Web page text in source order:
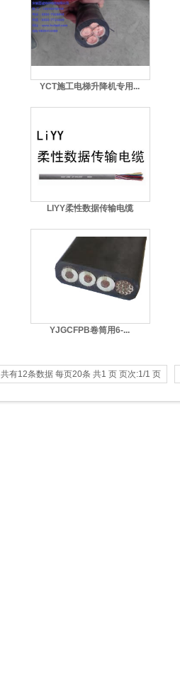
YCT施工电梯升降机专用...
LIYY柔性数据传输电缆
YJGCFPB卷筒用6-...
共有12条数据 每页20条 共1 页 页次:1/1 页